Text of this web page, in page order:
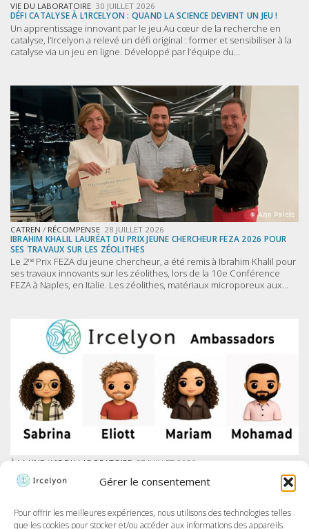
Gérer le consentement
Pour offrir les meilleures expériences, nous utilisons des technologies telles
que les cookies pour stocker et/ou accéder aux informations des appareils.
VIE DU LABORATOIRE 30 JUILLET 2026
DÉFI CATALYSE À L’IRCELYON : QUAND LA SCIENCE DEVIENT UN JEU !
Un apprentissage innovant par le jeu Au cœur de la recherche en
catalyse, l’Ircelyon a relevé un défi original : former et sensibiliser à la
catalyse via un jeu en ligne. Développé par l’équipe du...
CATREN / RÉCOMPENSE 28 JUILLET 2026
IBRAHIM KHALIL LAURÉAT DU PRIX JEUNE CHERCHEUR FEZA 2026 POUR
SES TRAVAUX SUR LES ZÉOLITHES
Le 2ⁿᵈ Prix FEZA du jeune chercheur, a été remis à Ibrahim Khalil pour
ses travaux innovants sur les zéolithes, lors de la 10e Conférence
FEZA à Naples, en Italie. Les zéolithes, matériaux microporeux aux...
À LA UNE /VIE DU LABORATOIRE 27 JUILLET 2026
IRCELYON LANCE SON PROGRAMME DES AMBASSADEURS SUR LINKEDIN
À Ircelyon, nous formons les chercheur·e·s de demain, et aujourd’hui,
nous allons encore plus loin en donnant la parole à nos doctorant·e·s
à travers un tout nouveau programme : les Ambassadeurs et
Ambassadrices d’Ircelyon !...